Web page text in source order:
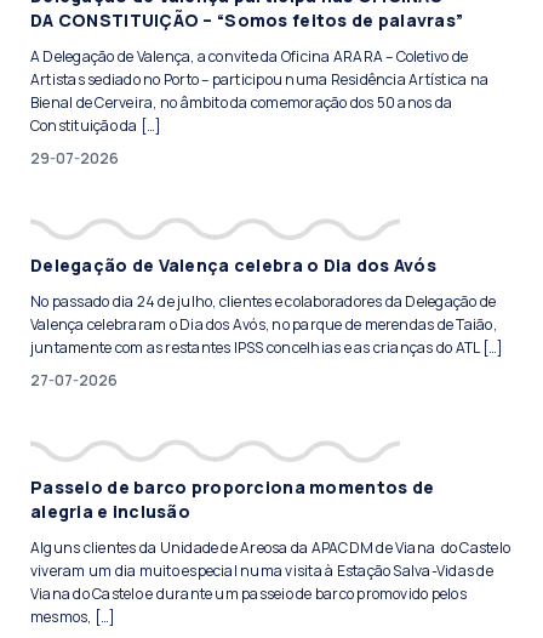
DA CONSTITUIÇÃO – “Somos feitos de palavras”
A Delegação de Valença, a convite da Oficina ARARA – Coletivo de
Artistas sediado no Porto – participou numa Residência Artística na
Bienal de Cerveira, no âmbito da comemoração dos 50 anos da
Constituição da […]
29-07-2026
Delegação de Valença celebra o Dia dos Avós
No passado dia 24 de julho, clientes e colaboradores da Delegação de
Valença celebraram o Dia dos Avós, no parque de merendas de Taião,
juntamente com as restantes IPSS concelhias e as crianças do ATL […]
27-07-2026
Passeio de barco proporciona momentos de
alegria e inclusão
Alguns clientes da Unidade de Areosa da APACDM de Viana do Castelo
viveram um dia muito especial numa visita à Estação Salva-Vidas de
Viana do Castelo e durante um passeio de barco promovido pelos
mesmos, […]